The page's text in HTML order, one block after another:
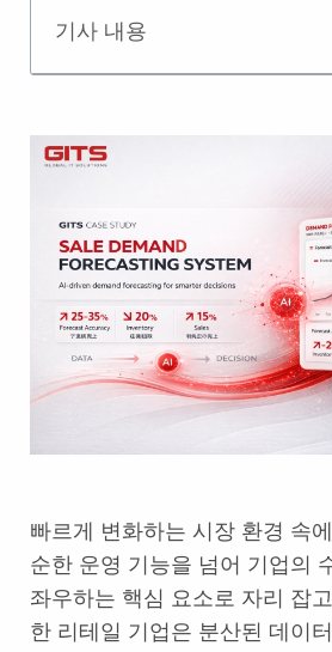
기사 내용
빠르게 변화하는 시장 환경 속
순한 운영 기능을 넘어 기업의
좌우하는 핵심 요소로 자리 잡
한 리테일 기업은 분산된 데이